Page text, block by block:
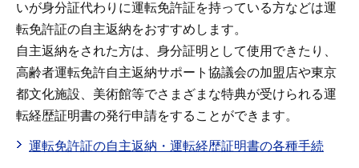
いが身分証代わりに運転免許証を持っている方などは運
転免許証の自主返納をおすすめします。
自主返納をされた方は、身分証明として使用できたり、
高齢者運転免許自主返納サポート協議会の加盟店や東京
都文化施設、美術館等でさまざまな特典が受けられる運
転経歴証明書の発行申請をすることができます。
運転免許証の自主返納・運転経歴証明書の各種手続